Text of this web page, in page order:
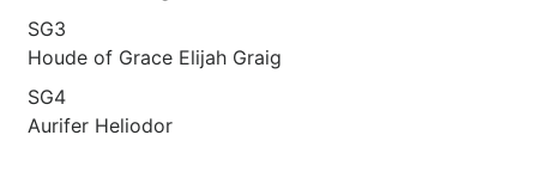
SG3
Houde of Grace Elijah Graig
SG4
Aurifer Heliodor